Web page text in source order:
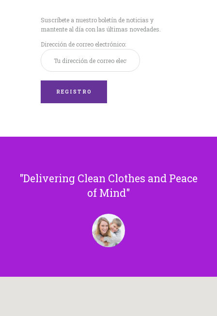
Suscríbete a nuestro boletín de noticias y
mantente al día con las últimas novedades.
Dirección de correo electrónico:
Delivering Clean Clothes and Peace
of Mind